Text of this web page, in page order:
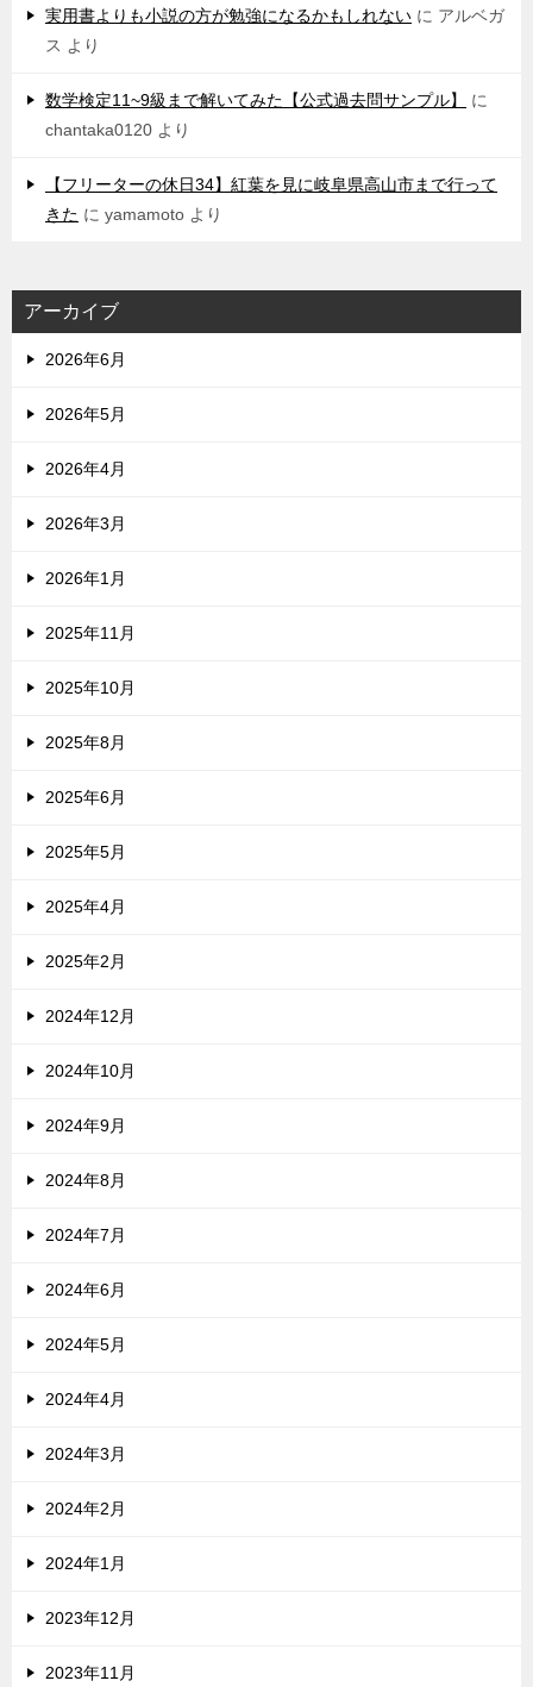
実用書よりも小説の方が勉強になるかもしれない に アルベガ
ス より
数学検定11~9級まで解いてみた【公式過去問サンプル】
に
chantaka0120 より
【フリーターの休日34】紅葉を見に岐阜県高山市まで行って
きた に yamamoto より
アーカイブ
2026年6月
2026年5月
2026年4月
2026年3月
2026年1月
2025年11月
2025年10月
2025年8月
2025年6月
2025年5月
2025年4月
2025年2月
2024年12月
2024年10月
2024年9月
2024年8月
2024年7月
2024年6月
2024年5月
2024年4月
2024年3月
2024年2月
2024年1月
2023年12月
2023年11月